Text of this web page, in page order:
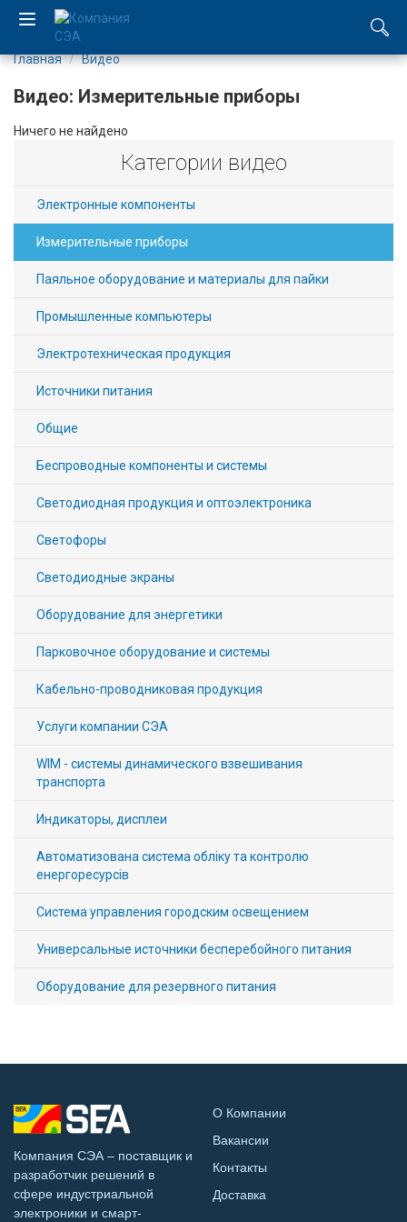
UA
Компания
Каталог
Производство
Вакансии
Вход/
Производители
Контакты
Доставка
поддержка
Главная Видео
Видео: Измерительные приборы
Ничего не найдено
Категории видео
Электронные компоненты
Измерительные приборы
Паяльное оборудование и материалы для пайки
Промышленные компьютеры
Электротехническая продукция
Источники питания
Общие
Беспроводные компоненты и системы
Светодиодная продукция и оптоэлектроника
Светофоры
Светодиодные экраны
Оборудование для энергетики
Парковочное оборудование и системы
Кабельно-проводниковая продукция
Услуги компании СЭА
WIM - системы динамического взвешивания
транспорта
Индикаторы, дисплеи
Автоматизована система обліку та контролю
енергоресурсів
Система управления городским освещением
Универсальные источники бесперебойного питания
Оборудование для резервного питания
Компания СЭА – поставщик и
разработчик решений в
сфере индустриальной
электроники и смарт-
О Компании
Вакансии
Контакты
Доставка